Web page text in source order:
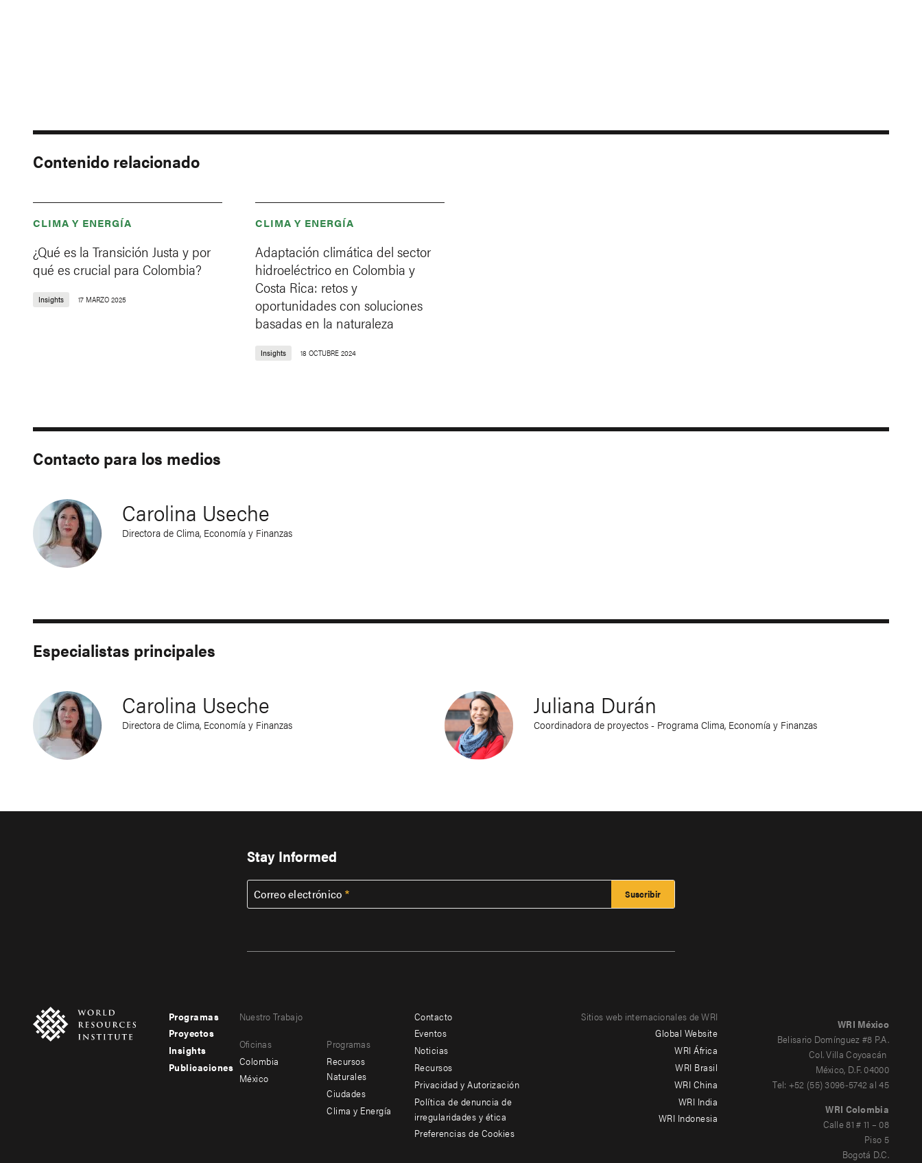
Contenido relacionado
CLIMA Y ENERGÍA
¿Qué es la Transición Justa y por
qué es crucial para Colombia?
Insights 17 MARZO 2025
CLIMA Y ENERGÍA
Adaptación climática del sector
hidroeléctrico en Colombia y
Costa Rica: retos y
oportunidades con soluciones
basadas en la naturaleza
Insights 18 OCTUBRE 2024
Contacto para los medios
Carolina Useche
Directora de Clima, Economía y Finanzas
Especialistas principales
Carolina Useche
Directora de Clima, Economía y Finanzas
Juliana Durán
Coordinadora de proyectos - Programa Clima, Economía y Finanzas
Stay Informed
Correo electrónico
Footer
menu
-
Programas
Proyectos
Insights
Publicaciones
menu
-
Nuestro Trabajo
Oficinas
Colombia
México
Programas
Recursos
Naturales
Ciudades
Clima y Energía
Footer
menu
-
Additional
Contacto
Eventos
Noticias
Recursos
Privacidad y Autorización
Política de denuncia de
irregularidades y ética
Preferencias de Cookies
Sitios web internacionales de WRI
Global Website
WRI África
WRI Brasil
WRI China
WRI India
WRI Indonesia
WRI México
Belisario Domínguez #8 P.A.
Col. Villa Coyoacán
México, D.F. 04000
Tel: +52 (55) 3096-5742 al 45
WRI Colombia
Calle 81 # 11 – 08
Piso 5
Bogotá D.C.